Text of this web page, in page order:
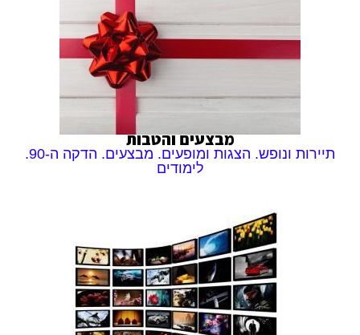
מבצעים והטבות
תיירות ונופש. הצגות ומופעים. מבצעים. הדקה ה-90.
לימודים